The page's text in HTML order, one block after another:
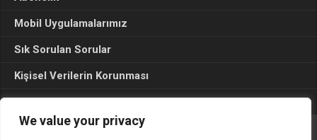
We value your privacy
Mobil Uygulamalarımız
Sık Sorulan Sorular
Kişisel Verilerin Korunması
Seçim Sonuçları 2024